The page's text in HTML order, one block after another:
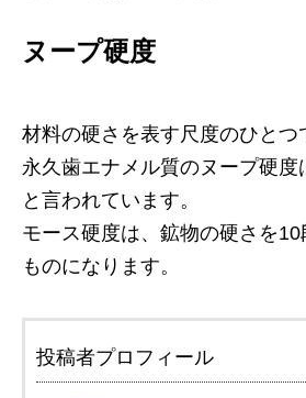
ヌープ硬度
材料の硬さを表す尺度のひとつ
永久歯エナメル質のヌープ硬度
と言われています。
モース硬度は、鉱物の硬さを
ものになります。
投稿者プロフィール